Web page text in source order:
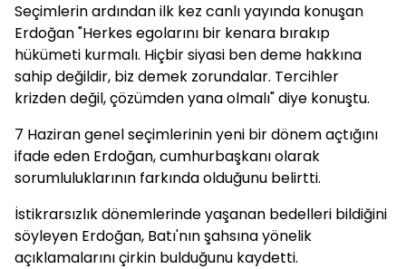
Seçimlerin ardından ilk kez canlı yayında konuşan
Erdoğan "Herkes egolarını bir kenara bırakıp
hükümeti kurmalı. Hiçbir siyasi ben deme hakkına
sahip değildir, biz demek zorundalar. Tercihler
krizden değil, çözümden yana olmalı" diye konuştu.
7 Haziran genel seçimlerinin yeni bir dönem açtığını
ifade eden Erdoğan, cumhurbaşkanı olarak
sorumluluklarının farkında olduğunu belirtti.
İstikrarsızlık dönemlerinde yaşanan bedelleri bildiğini
söyleyen Erdoğan, Batı'nın şahsına yönelik
açıklamalarını çirkin bulduğunu kaydetti.